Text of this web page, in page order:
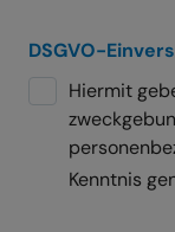
DSGVO-
Hiermit
Kenntnis